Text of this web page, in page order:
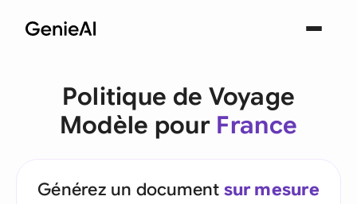
Politique de Voyage
Modèle pour France
Générez un document sur mesure